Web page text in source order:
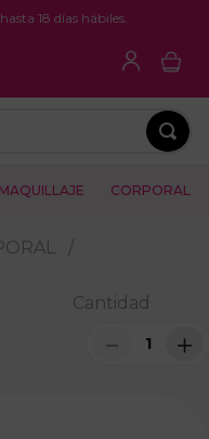
18 días hábiles.
MAQUILLAJE CORPORAL
Cantidad
＋
－